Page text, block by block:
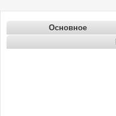
Основное